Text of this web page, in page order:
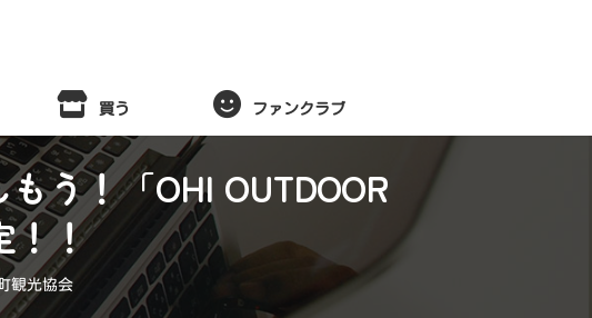
買う ファンクラブ
う！「OHI OUTDOOR
！！
観光協会